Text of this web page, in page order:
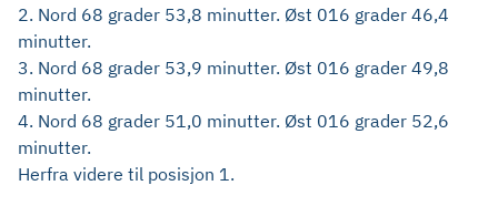
2. Nord 68 grader 53,8 minutter. Øst 016 grader 46,4
minutter.
3. Nord 68 grader 53,9 minutter. Øst 016 grader 49,8
minutter.
4. Nord 68 grader 51,0 minutter. Øst 016 grader 52,6
minutter.
Herfra videre til posisjon 1.